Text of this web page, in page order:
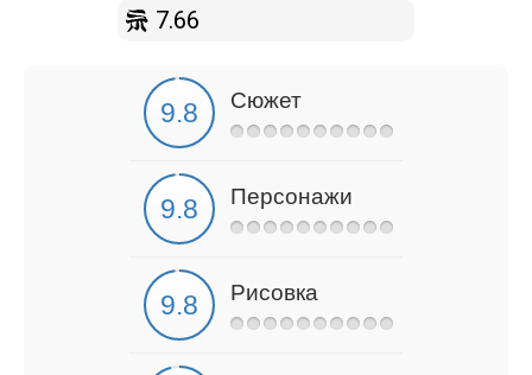
7.66
Сюжет
Персонажи
Рисовка